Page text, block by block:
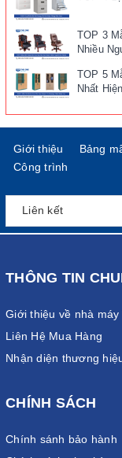
TOP 3
Nhiều
TOP 5
Nhất
Giới thiệu Bảng
Công trình
THÔNG TIN
Giới thiệu về nhà máy
Liên Hệ Mua Hàng
Nhận diện thương
CHÍNH SÁCH
Chính sánh bảo hành